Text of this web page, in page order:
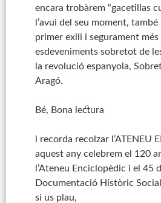
encara trobàrem “gacetillas
l’avui del seu moment,
primer exili i segurament
esdeveniments sobretot de
la revolució espanyola,
Aragó.
Bé, Bona lectura
i recorda recolzar l’ATENEU
aquest any celebrem el 120
l’Ateneu Enciclopèdic i el 45
Documentació Històric
si us plau,